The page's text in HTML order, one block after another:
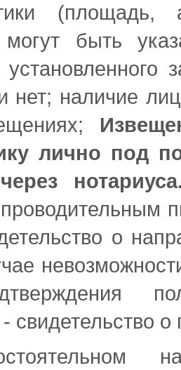
быть
установленного
нет; наличие
лично под
о
свидетельство